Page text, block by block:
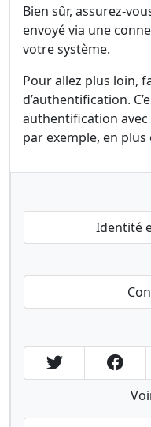
Bien sûr, assurez-
envoyé via une
votre système.
Pour allez plus loin,
d’authentification.
authentification
par exemple, en
Identité